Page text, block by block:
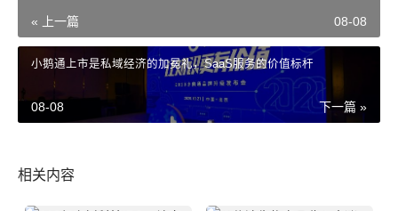
« 上一篇 08-08
小鹅通上市是私域经济的加冕礼，SaaS服务的价值标杆
下一篇 »
08-08
相关内容